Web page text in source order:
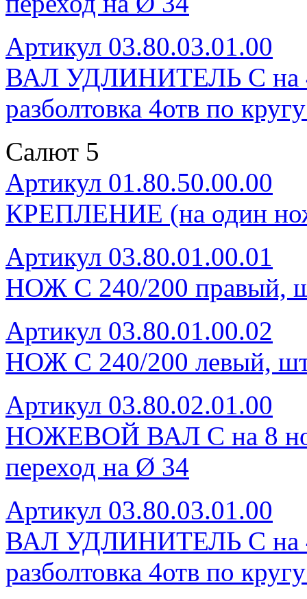
Артикул 03.80.03.01.00
ВАЛ УДЛИНИТЕЛЬ С на 4
разболтовка 4отв по
Салют 5
Артикул 01.80.50.00.00
КРЕПЛЕНИЕ (на один
Артикул 03.80.01.00.01
НОЖ С 240/200 правый,
Артикул 03.80.01.00.02
НОЖ С 240/200 левый,
Артикул 03.80.02.01.00
НОЖЕВОЙ ВАЛ С на 8
переход на Ø 34
Артикул 03.80.03.01.00
ВАЛ УДЛИНИТЕЛЬ С на 4
разболтовка 4отв по